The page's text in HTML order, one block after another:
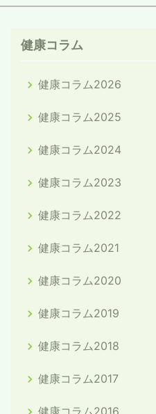
健康コラム
健康コラム2026
健康コラム2025
健康コラム2024
健康コラム2023
健康コラム2022
健康コラム2021
健康コラム2020
健康コラム2019
健康コラム2018
健康コラム2017
健康コラム2016